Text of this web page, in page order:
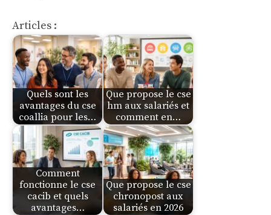
Articles :
Quels sont les
avantages du cse
coallia pour les…
Que propose le cse
hm aux salariés et
comment en…
Comment
fonctionne le cse
cacib et quels
avantages…
Que propose le cse
chronopost aux
salariés en 2026